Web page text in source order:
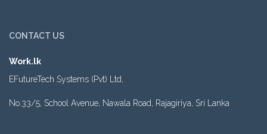
CONTACT US
Work.lk
EFutureTech Systems (Pvt) Ltd,
No.33/5, School Avenue, Nawala Road, Rajagiriya, Sri Lanka